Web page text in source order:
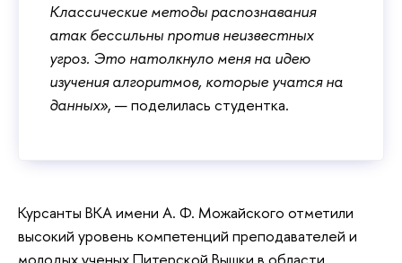
Классические методы распознавания
атак бессильны против неизвестных
угроз. Это натолкнуло меня на идею
изучения алгоритмов, которые учатся на
данных», — поделилась студентка.
Курсанты ВКА имени А. Ф. Можайского отметили
высокий уровень компетенций преподавателей и
молодых ученых Питерской Вышки в области